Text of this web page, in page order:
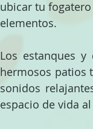
ubicar tu
elementos.
Los estanques y
hermosos patios
sonidos
espacio de vida